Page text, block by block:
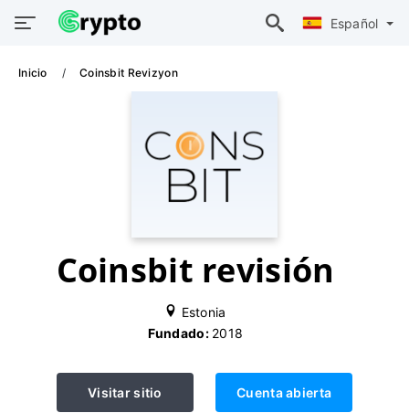
Español
Inicio Coinsbit Revizyon
Coinsbit revisión
Estonia
Fundado: 2018
Visitar sitio Cuenta abierta